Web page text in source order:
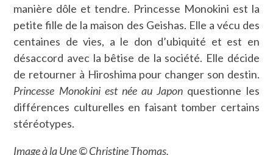
manière dôle et tendre. Princesse Monokini est la
petite fille de la maison des Geishas. Elle a vécu des
centaines de vies, a le don d’ubiquité et est en
désaccord avec la bêtise de la société. Elle décide
de retourner à Hiroshima pour changer son destin.
Princesse Monokini est née au Japon questionne les
différences culturelles en faisant tomber certains
stéréotypes.
Image à la Une © Christine Thomas.